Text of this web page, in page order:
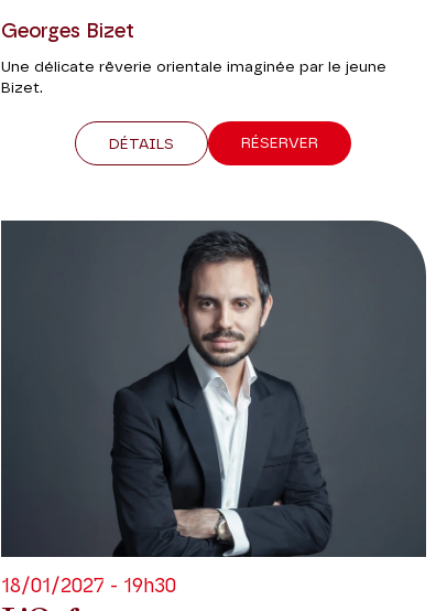
Georges Bizet
Une délicate rêverie orientale imaginée par le jeune
Bizet.
DÉTAILS RÉSERVER
18/01/2027 - 19h30